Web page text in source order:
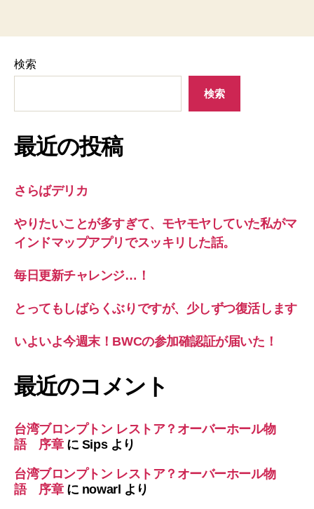
検索
検索
最近の投稿
さらばデリカ
やりたいことが多すぎて、モヤモヤしていた私がマ
インドマップアプリでスッキリした話。
毎日更新チャレンジ…！
とってもしばらくぶりですが、少しずつ復活します
いよいよ今週末！BWCの参加確認証が届いた！
最近のコメント
台湾ブロンプトン レストア？オーバーホール物
語 序章に Sipsより
台湾ブロンプトン レストア？オーバーホール物
語 序章に nowarl より